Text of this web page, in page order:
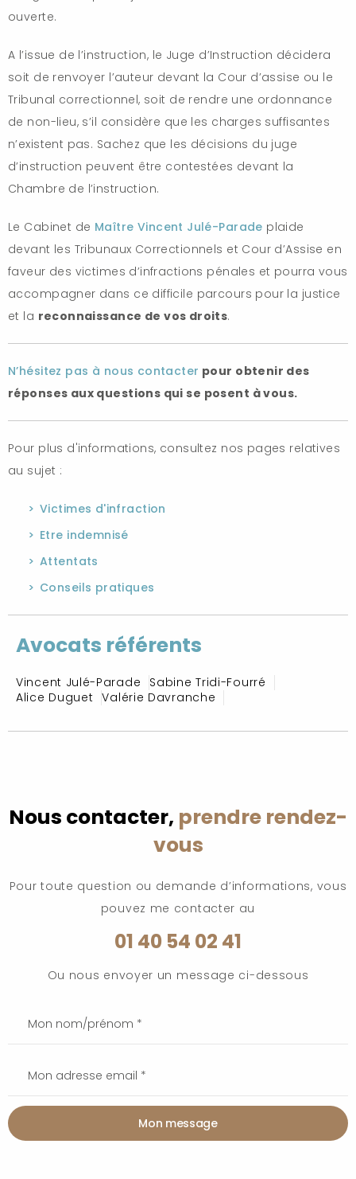
ouverte.
A l’issue de l’instruction, le Juge d’Instruction décidera
soit de renvoyer l’auteur devant la Cour d’assise ou le
Tribunal correctionnel, soit de rendre une ordonnance
de non-lieu, s’il considère que les charges suffisantes
n’existent pas. Sachez que les décisions du juge
d’instruction peuvent être contestées devant la
Chambre de l’instruction.
Le Cabinet de Maître Vincent Julé-Parade plaide
devant les Tribunaux Correctionnels et Cour d’Assise en
faveur des victimes d’infractions pénales et pourra vous
accompagner dans ce difficile parcours pour la justice
et la reconnaissance de vos droits.
N’hésitez pas à nous contacter pour obtenir des
réponses aux questions qui se posent à vous.
Pour plus d'informations, consultez nos pages relatives
au sujet :
Victimes d'infraction
Etre indemnisé
Attentats
Conseils pratiques
Avocats référents
Vincent Julé-Parade
Sabine Tridi-Fourré
Alice Duguet Valérie Davranche
Nous contacter, prendre rendez-
vous
Pour toute question ou demande d’informations, vous
pouvez me contacter au
01 40 54 02 41
Ou nous envoyer un message ci-dessous
Mon message